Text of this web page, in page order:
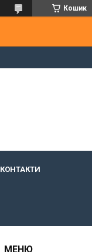
Кошик
КОНТАКТИ